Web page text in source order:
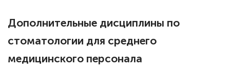
Светлана К
10 марта 2026
Дополнительные дисциплины по
стоматологии для среднего
медицинского персонала